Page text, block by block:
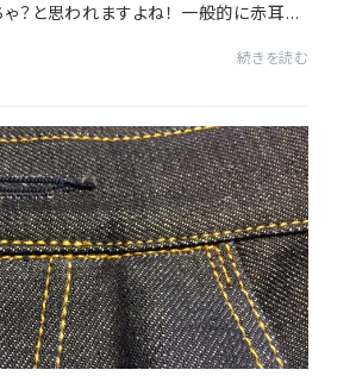
ゃ？と思われますよね！ 一般的に赤耳
続きを読む